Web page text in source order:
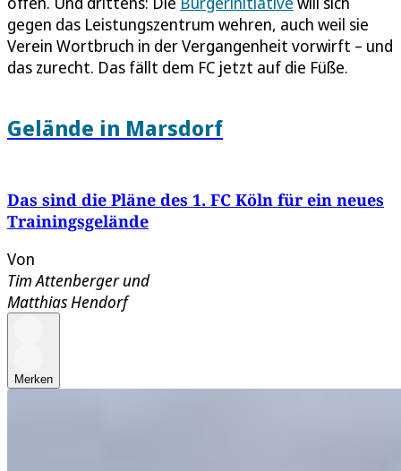
gegen das Leistungszentrum wehren, auch weil sie
Verein Wortbruch in der Vergangenheit vorwirft – und
das zurecht. Das fällt dem FC jetzt auf die Füße.
Gelände in Marsdorf
Das sind die Pläne des 1. FC Köln für ein neues
Trainingsgelände
Von
Tim Attenbergerund
Matthias Hendorf
Merken